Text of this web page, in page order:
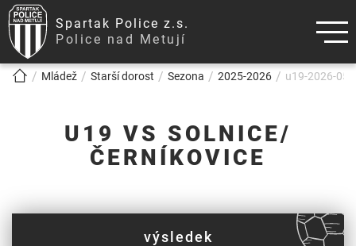
Spartak Police z.s.
Police nad Metují
!!!BREADCRUMB!!!
Mládež Starší dorost Sezona 2025-2026 u19-2026-05-
U19 VS SOLNICE/
ČERNÍKOVICE
výsledek